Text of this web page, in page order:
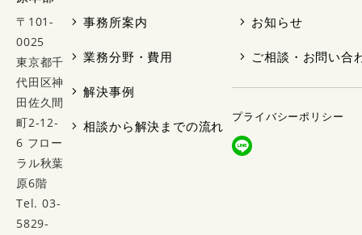
〒101-
0025
東京都千
代田区神
田佐久間
町2-12-
6 フロー
ラル秋葉
原6階
Tel. 03-
5829-
事務所案内
業務分野・費用
解決事例
相談から解決までの流れ
お知らせ
ご相談・お問い合
プライバシーポリシー